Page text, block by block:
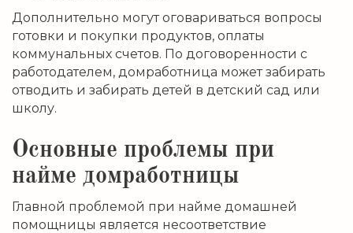
Дополнительно могут оговариваться вопросы
готовки и покупки продуктов, оплаты
коммунальных счетов. По договоренности с
работодателем, домработница может забирать
отводить и забирать детей в детский сад или
школу.
Основные проблемы при
найме домработницы
Главной проблемой при найме домашней
помощницы является несоответствие